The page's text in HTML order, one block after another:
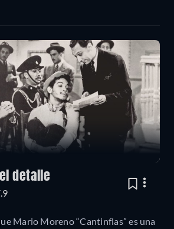
detalle
Mario Moreno “Cantinflas” es una